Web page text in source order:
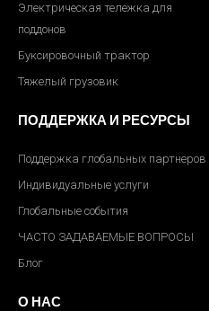
Электрическая тележка для
поддонов
Буксировочный трактор
Тяжелый грузовик
ПОДДЕРЖКА И РЕСУРСЫ
Поддержка глобальных партнеров
Индивидуальные услуги
Глобальные события
ЧАСТО ЗАДАВАЕМЫЕ ВОПРОСЫ
Блог
О НАС